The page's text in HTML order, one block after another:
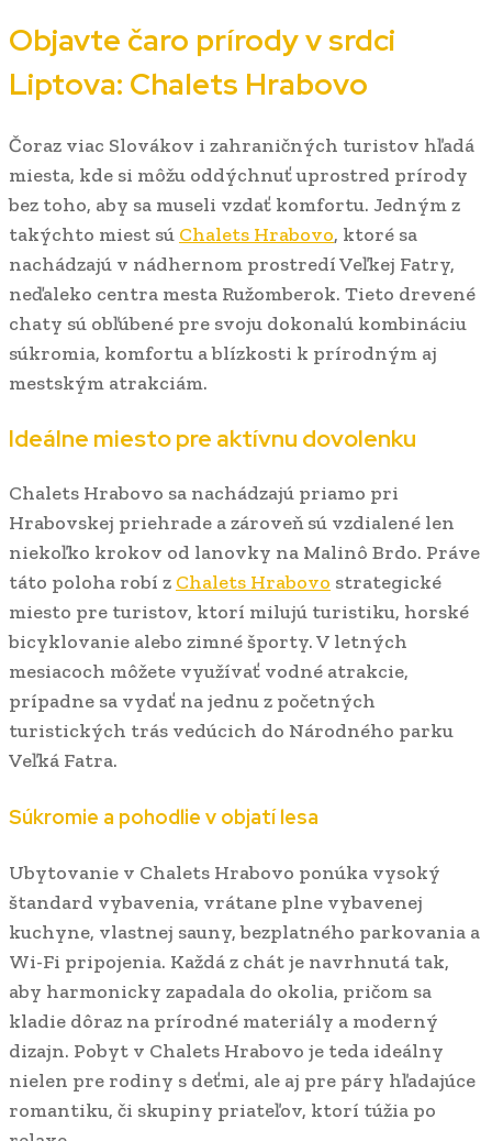
Objavte čaro prírody v srdci
Liptova: Chalets Hrabovo
Čoraz viac Slovákov i zahraničných turistov hľadá
miesta, kde si môžu oddýchnuť uprostred prírody
bez toho, aby sa museli vzdať komfortu. Jedným z
takýchto miest sú Chalets Hrabovo, ktoré sa
nachádzajú v nádhernom prostredí Veľkej Fatry,
neďaleko centra mesta Ružomberok. Tieto drevené
chaty sú obľúbené pre svoju dokonalú kombináciu
súkromia, komfortu a blízkosti k prírodným aj
mestským atrakciám.
Ideálne miesto pre aktívnu dovolenku
Chalets Hrabovo sa nachádzajú priamo pri
Hrabovskej priehrade a zároveň sú vzdialené len
niekoľko krokov od lanovky na Malinô Brdo. Práve
táto poloha robí z Chalets Hrabovo strategické
miesto pre turistov, ktorí milujú turistiku, horské
bicyklovanie alebo zimné športy. V letných
mesiacoch môžete využívať vodné atrakcie,
prípadne sa vydať na jednu z početných
turistických trás vedúcich do Národného parku
Veľká Fatra.
Súkromie a pohodlie v objatí lesa
Ubytovanie v Chalets Hrabovo ponúka vysoký
štandard vybavenia, vrátane plne vybavenej
kuchyne, vlastnej sauny, bezplatného parkovania a
Wi-Fi pripojenia. Každá z chát je navrhnutá tak,
aby harmonicky zapadala do okolia, pričom sa
kladie dôraz na prírodné materiály a moderný
dizajn. Pobyt v Chalets Hrabovo je teda ideálny
nielen pre rodiny s deťmi, ale aj pre páry hľadajúce
romantiku, či skupiny priateľov, ktorí túžia po